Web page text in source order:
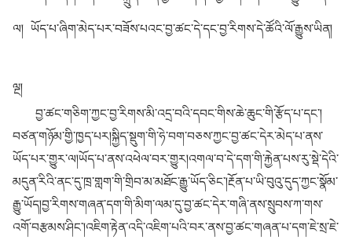
ལ། ཡོད་པ་ཞིག་མེད་པར་བཟོས་པའང་བྱ་ཚང་དེ་དང་བྱ་རིགས་དེ་ཚོའི་ལོ་རྒྱུས་ཡིན།
ལྔ།
བྱ་ཚང་གཅིག་ཀྱང་བྱ་རིགས་མི་འདྲ་བའི་དབང་གིས་ཆེ་ཆུང་གི་རྩོད་པ་དང་།
བཙན་གཉོམ་གྱི་ཁྱད་པར།སྐྱིད་སྡུག་གི་ཧེ་བག་བཅས་ཀྱང་བྱ་ཚང་དེར་མེད་པ་ནས་
ཡོད་པར་གྱུར་ལ།ཡོད་པ་ནས་འཕེལ་བར་གྱུར།འགལ་བ་དེ་དག་གི་རྐྱེན་པས་རུ་སྡེ་དེའི་
མདུན་རིའི་ནང་དུ་ཁྲ་གླག་གི་གྲིབ་མ་མཐོང་རྒྱུ་ཡོད་ཅིང་།རྔོན་པ་ཡི་བུའུ་དུད་ཀྱང་སྣོམ་
རྒྱུ་ཡོད།བྱ་རིགས་གཞན་དག་གི་མིག་ལམ་དུ་བྱ་ཚང་དེར་གཞི་ནས་སྲུབས་ཀ་གས་
འགོ་བརྩམས་ཤིང་།འཇིག་རྟེན་འདི་འཇིག་པའི་བར་ནས་བྱ་ཚང་གཞན་པ་དག་ཇེ་སྲ་ཇེ་